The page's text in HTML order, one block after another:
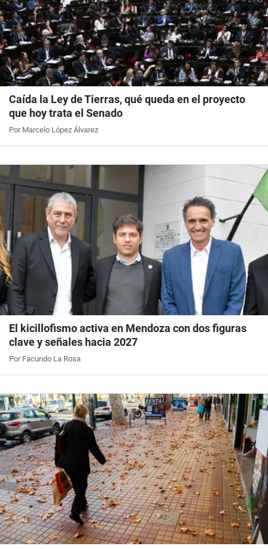
Caída la Ley de Tierras, qué queda en el proyecto
que hoy trata el Senado
Por Marcelo López Álvarez
El kicillofismo activa en Mendoza con dos figuras
clave y señales hacia 2027
Por Facundo La Rosa